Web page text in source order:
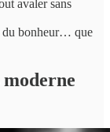
avaler sans
du bonheur… que